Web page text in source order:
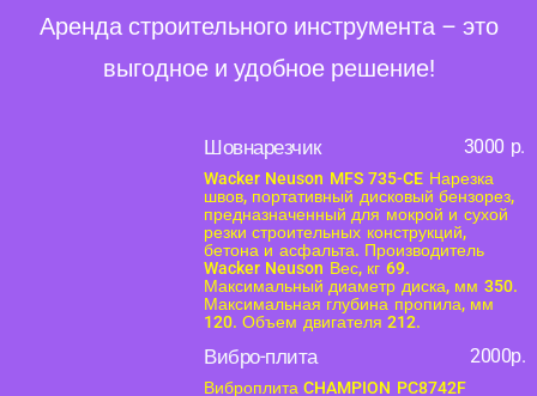
Аренда строительного инструмента – это
выгодное и удобное решение!
Шовнарезчик 3000 р.
Wacker Neuson MFS 735-CE Нарезка
швов, портативный дисковый бензорез,
предназначенный для мокрой и сухой
резки строительных конструкций,
бетона и асфальта. Производитель
Wacker Neuson Вес, кг 69.
Максимальный диаметр диска, мм 350.
Максимальная глубина пропила, мм
120. Объем двигателя 212.
Вибро-плита 2000р.
Виброплита CHAMPION PC8742F